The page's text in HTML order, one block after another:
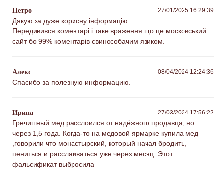
Петро 27/01/2025 16:29:39
Дякую за дуже корисну інформацію.
Передивився коментарі і таке враження що це московський
сайт бо 99% коментарів свинособачим язиком.
Алекс 08/04/2024 12:24:36
Спасибо за полезную информацию.
Ирина 27/03/2024 17:56:22
Гречишный мед расслоился от надёжного продавца, но
через 1,5 года. Когда-то на медовой ярмарке купила мед
,говорили что монастырский, который начал бродить,
пениться и расслаиваться уже через месяц. Этот
фальсификат выбросила